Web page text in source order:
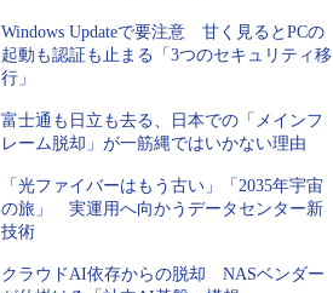
Windows Updateで要注意 甘く見るとPCの
起動も認証も止まる「3つのセキュリティ移
行」
富士通も日立も去る、日本での「メインフ
レーム脱却」が一筋縄ではいかない理由
「光ファイバーはもう古い」「2035年宇宙
の旅」 実運用へ向かうデータセンター新
技術
クラウドAI依存からの脱却 NASベンダー